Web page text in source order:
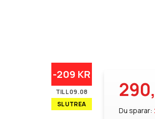
-209 KR
TILL 09.08
SLUTREA
290,
Du sparar: